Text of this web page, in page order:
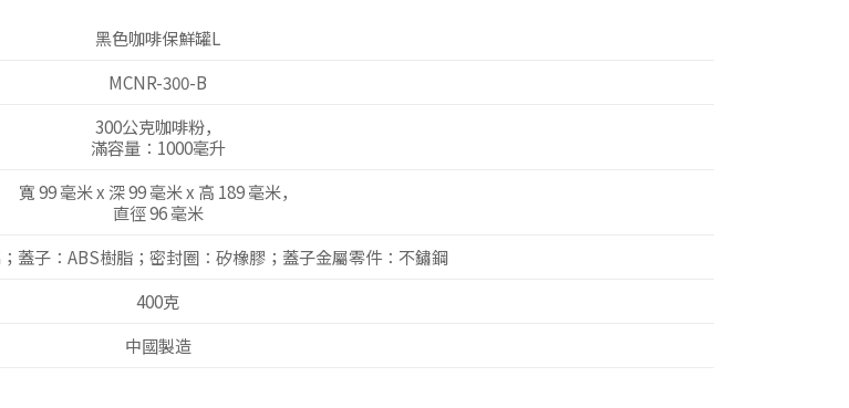
黑色咖啡保鮮罐L
MCNR-300-B
300公克咖啡粉，
滿容量：1000毫升
寬 99 毫米 x 深 99 毫米 x 高 189 毫米，
直徑 96 毫米
蓋子：ABS樹脂；密封圈：矽橡膠；蓋子金屬零件：不鏽鋼
400克
中國製造